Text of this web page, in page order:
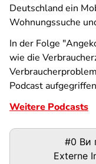
Deutschland ein
Wohnungssuche
In der Folge
wie die
Podcast
Weitere Podcasts
Podigee-
#0 Ви
Externe